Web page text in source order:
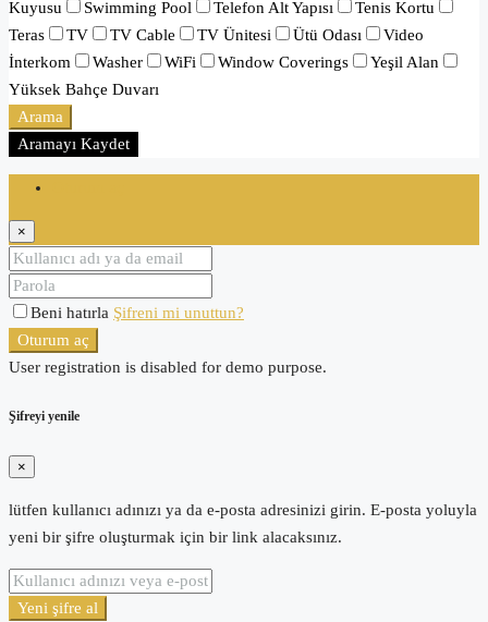
Kuyusu
Swimming Pool Telefon Alt Yapısı
Tenis Kortu
Teras
TV TV Cable TV Ünitesi Ütü Odası
Video
İnterkom
Washer WiFi Window Coverings
Yeşil Alan
Yüksek Bahçe Duvarı
Arama
Aramayı Kaydet
×
Beni hatırla Şifreni mi unuttun?
Oturum aç
User registration is disabled for demo purpose.
Şifreyi yenile
×
lütfen kullanıcı adınızı ya da e-posta adresinizi girin. E-posta yoluyla
yeni bir şifre oluşturmak için bir link alacaksınız.
Yeni şifre al